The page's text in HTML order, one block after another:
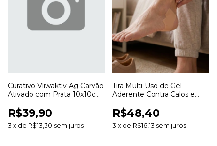
Curativo Vliwaktiv Ag Carvão
Ativado com Prata 10x10cm
R$39,90
3 x de R$13,30 sem juros
Tira Multi-Uso de Gel
Aderente Contra Calos e
Ortho Pauher
R$48,40
3 x de R$16,13 sem juros